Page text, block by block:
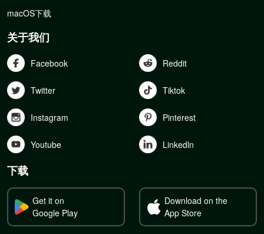
macOS下载
关于我们
Facebook Reddit
Twitter Tiktok
Instagram Pinterest
Youtube Linkedln
下载
Get it on
Google Play
Download on the
App Store